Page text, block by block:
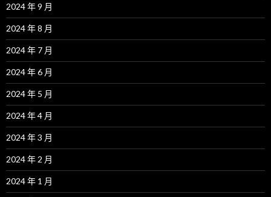
2024 年 9 月
2024 年 8 月
2024 年 7 月
2024 年 6 月
2024 年 5 月
2024 年 4 月
2024 年 3 月
2024 年 2 月
2024 年 1 月